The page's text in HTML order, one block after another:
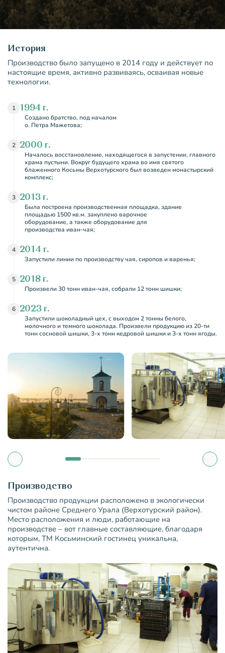
История
Производство было запущено в 2014 году и действует по
настоящие время, активно развиваясь, осваивая новые
технологии.
1994 г.
1
Создано братство, под началом
о. Петра Мажетова;
2000 г.
2
Началось восстановление, находящегося в запустении, главного
храма пустыни. Вокруг будущего храма во имя святого
блаженного Косьмы Верхотурского был возведен монастырский
комплекс;
2013 г.
3
Была построена производственная площадка, здание
площадью 1500 кв.м. закуплено варочное
оборудование, а также оборудование для
производства иван-чая;
2014 г.
4
Запустили линии по производству чая, сиропов и варенья;
2018 г.
5
Произвели 30 тонн иван-чая, собрали 12 тонн шишки;
2023 г.
6
Запустили шоколадный цех, с выходом 2 тонны белого,
молочного и темного шоколада. Произвели продукцию из 20-ти
тонн сосновой шишки, 3-х тонн кедровой шишки и 3-х тонн ягоды.
Производство
Производство продукции расположено в экологически
чистом районе Среднего Урала (Верхотурский район).
Место расположения и люди, работающие на
производстве – вот главные составляющие, благодаря
которым, ТМ Косьминский гостинец уникальна,
аутентична.